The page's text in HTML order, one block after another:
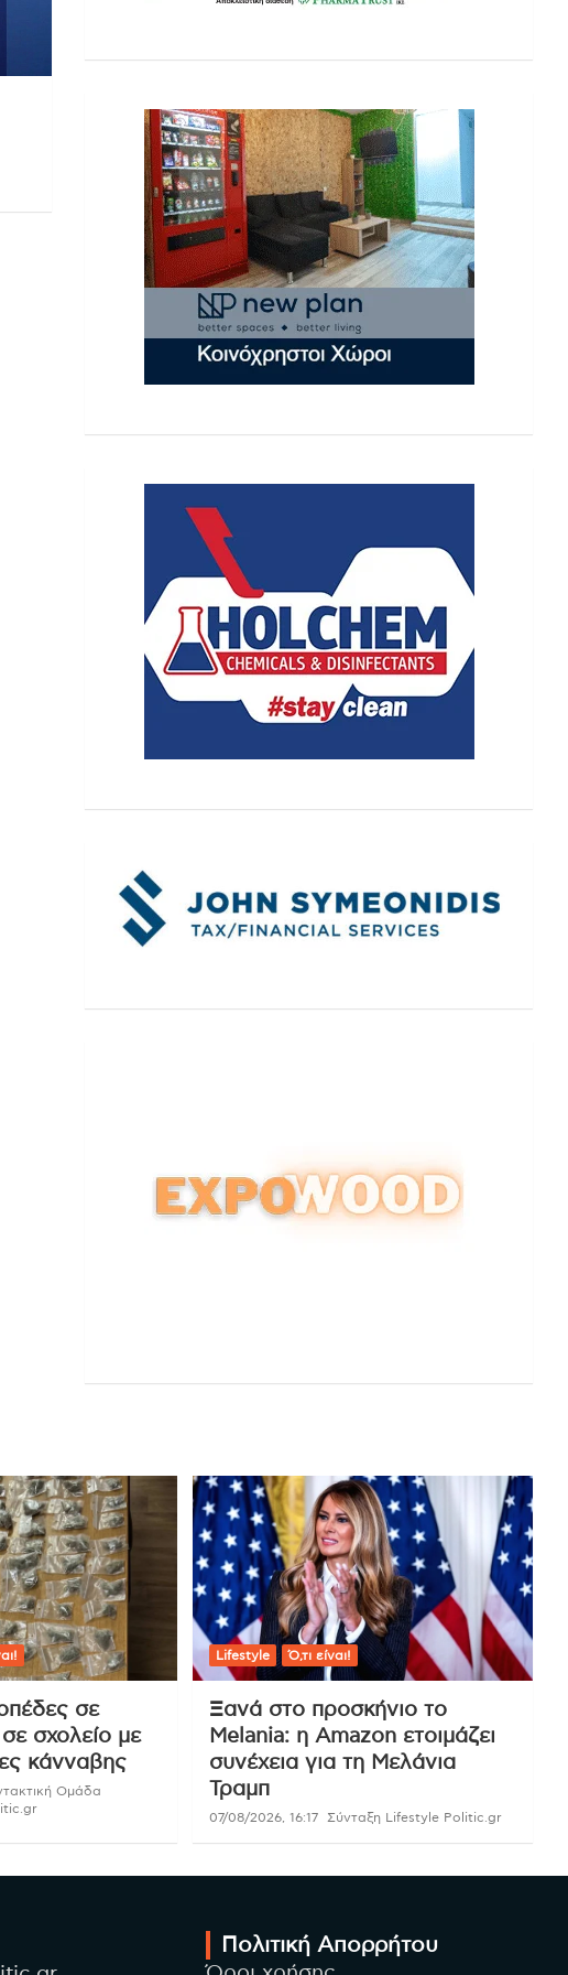
σε
σχολείο με
κάνναβης
Ομάδα
Lifestyle Ό,τι είναι!
Ξανά στο προσκήνιο το
Melania: η Amazon ετοιμάζει
συνέχεια για τη Μελάνια
Τραμπ
07/08/2026, 16:17 Σύνταξη Lifestyle Politic.gr
Πολιτική Απορρήτου